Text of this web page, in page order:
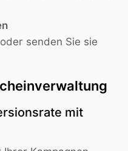
senden Sie sie
mit